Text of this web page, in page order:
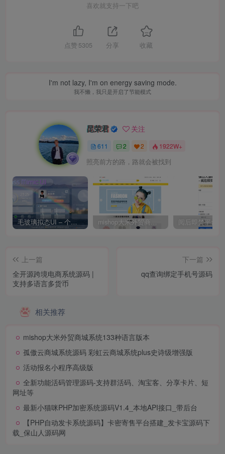
喜欢就支持一下吧
点赞 5305 分享 收藏
I'm not lazy, I'm on energy saving mode.
我不懒，我只是开启了节能模式
昆荣君 关注
611 2 2 1922W+
照亮前方的路，路就会被找到
毛玻璃拟态UI – 个人主页（开源版） mishop大米外贸商城系统133种语言版本
上一篇
全开源跨境电商系统源码 |
支持多语言多货币
下一篇
qq查询绑定手机号源码
相关推荐
mishop大米外贸商城系统133种语言版本
孤傲云商城系统源码 彩虹云商城系统plus史诗级增强版
活动报名小程序高级版
全新功能活码管理源码-支持群活码、淘宝客、分享卡片、短
网址等
最新小猫咪PHP加密系统源码V1.4_本地API接口_带后台
【PHP自动发卡系统源码】卡密寄售平台搭建_发卡宝源码下
载_保山人源码网